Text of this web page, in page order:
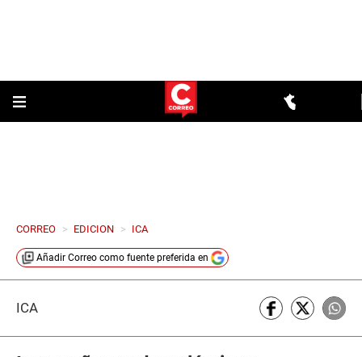
CORREO > EDICION > ICA
Añadir Correo como fuente preferida en
ICA